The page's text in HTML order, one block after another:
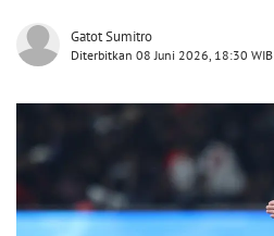
Gatot Sumitro
Diterbitkan 08 Juni 2026, 18:30 WIB